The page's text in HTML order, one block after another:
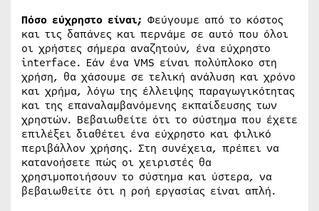
Πόσο εύχρηστο είναι; Φεύγουμε από το κόστος
και τις δαπάνες και περνάμε σε αυτό που όλοι
οι χρήστες σήμερα αναζητούν, ένα εύχρηστο
interface. Εάν ένα VMS είναι πολύπλοκο στη
χρήση, θα χάσουμε σε τελική ανάλυση και χρόνο
και χρήμα, λόγω της έλλειψης παραγωγικότητας
και της επαναλαμβανόμενης εκπαίδευσης των
χρηστών. Βεβαιωθείτε ότι το σύστημα που έχετε
επιλέξει διαθέτει ένα εύχρηστο και φιλικό
περιβάλλον χρήσης. Στη συνέχεια, πρέπει να
κατανοήσετε πώς οι χειριστές θα
χρησιμοποιήσουν το σύστημα και ύστερα, να
βεβαιωθείτε ότι η ροή εργασίας είναι απλή.